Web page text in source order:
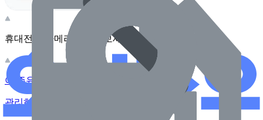
휴대전화 카메라로 찍어보세요
이 주유소의 사장님이신가요?
관리하기